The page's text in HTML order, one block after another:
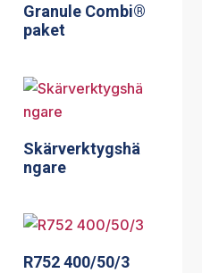
Granule Combi®
paket
Skärverktygshä
ngare
R752 400/50/3